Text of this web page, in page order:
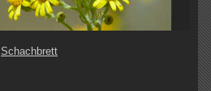
Schachbrett